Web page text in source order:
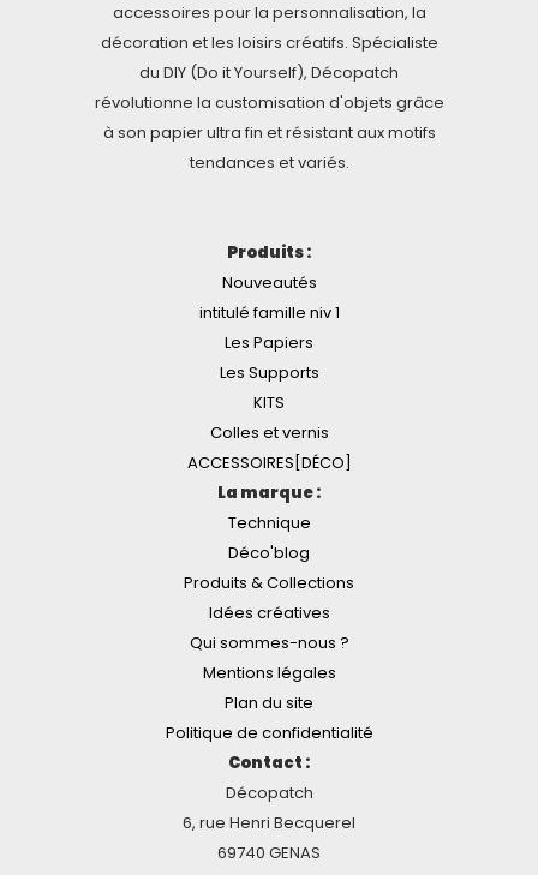
accessoires pour la personnalisation, la
décoration et les loisirs créatifs. Spécialiste
du DIY (Do it Yourself), Décopatch
révolutionne la customisation d'objets grâce
à son papier ultra fin et résistant aux motifs
tendances et variés.
Produits :
Nouveautés
intitulé famille niv 1
Les Papiers
Les Supports
KITS
Colles et vernis
ACCESSOIRES[DÉCO]
La marque :
Technique
Déco'blog
Produits & Collections
Idées créatives
Qui sommes-nous ?
Mentions légales
Plan du site
Politique de confidentialité
Contact :
Décopatch
6, rue Henri Becquerel
69740 GENAS